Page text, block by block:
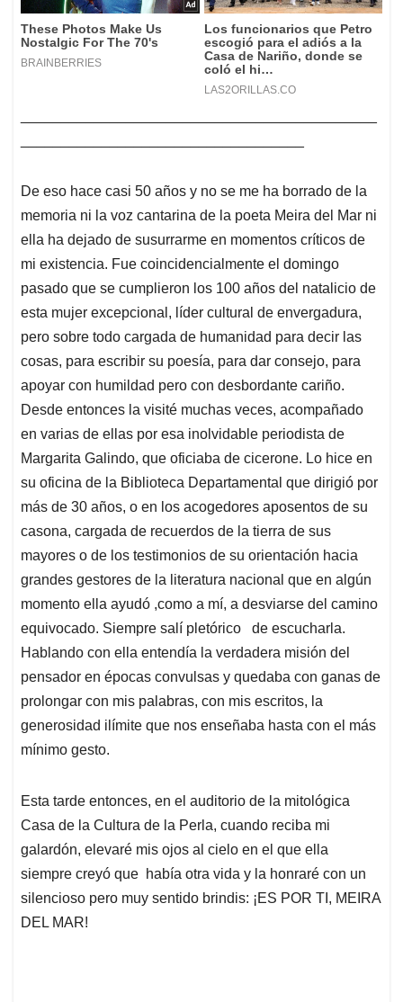
De eso hace casi 50 años y no se me ha borrado de la
memoria ni la voz cantarina de la poeta Meira del Mar ni
ella ha dejado de susurrarme en momentos críticos de
mi existencia. Fue coincidencialmente el domingo
pasado que se cumplieron los 100 años del natalicio de
esta mujer excepcional, líder cultural de envergadura,
pero sobre todo cargada de humanidad para decir las
cosas, para escribir su poesía, para dar consejo, para
apoyar con humildad pero con desbordante cariño.
Desde entonces la visité muchas veces, acompañado
en varias de ellas por esa inolvidable periodista de
Margarita Galindo, que oficiaba de cicerone. Lo hice en
su oficina de la Biblioteca Departamental que dirigió por
más de 30 años, o en los acogedores aposentos de su
casona, cargada de recuerdos de la tierra de sus
mayores o de los testimonios de su orientación hacia
grandes gestores de la literatura nacional que en algún
momento ella ayudó ,como a mí, a desviarse del camino
equivocado. Siempre salí pletórico de escucharla.
Hablando con ella entendía la verdadera misión del
pensador en épocas convulsas y quedaba con ganas de
prolongar con mis palabras, con mis escritos, la
generosidad ilímite que nos enseñaba hasta con el más
mínimo gesto.
Esta tarde entonces, en el auditorio de la mitológica
Casa de la Cultura de la Perla, cuando reciba mi
galardón, elevaré mis ojos al cielo en el que ella
siempre creyó que había otra vida y la honraré con un
silencioso pero muy sentido brindis: ¡ES POR TI, MEIRA
DEL MAR!